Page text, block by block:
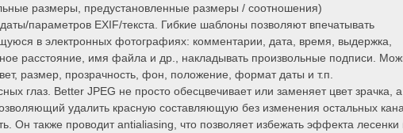
размеры, предустановленные размеры / соотношения)
параметров EXIF/текста. Гибкие шаблоны позволяют впечатывать
в электронных фотографиях: комментарии, дата, время, выдержка,
расстояние, имя файла и др., накладывать произвольные подписи.
размер, прозрачность, фон, положение, формат даты и т.п.
глаз. Better JPEG не просто обесцвечивает или заменяет цвет зрачка, а
удалить красную составляющую без изменения остальных
Он также проводит antialiasing, что позволяет избежать эффекта лесенки